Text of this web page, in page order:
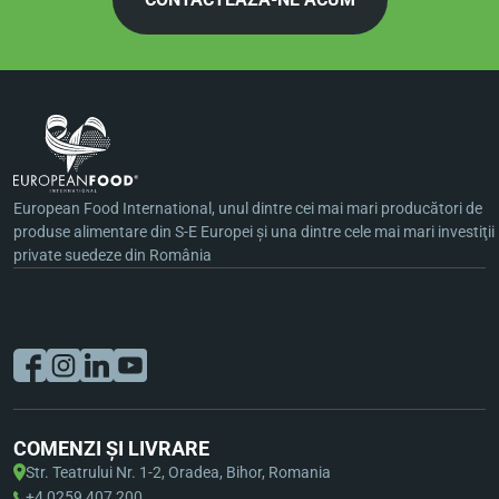
European Food International, unul dintre cei mai mari producători de
produse alimentare din S-E Europei şi una dintre cele mai mari investiţii
private suedeze din România
COMENZI ȘI LIVRARE
Str. Teatrului Nr. 1-2, Oradea, Bihor, Romania